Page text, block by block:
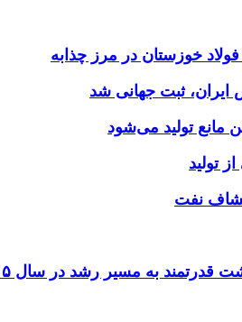
ثبت جهانی شد
تولید
قدرتمند به مسیر رشد در سال ۱۴۰۵